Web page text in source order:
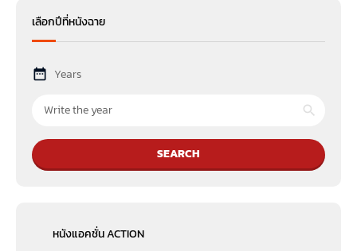
เลือกปีที่หนังฉาย
Years
SEARCH
หนังแอคชั่น ACTION